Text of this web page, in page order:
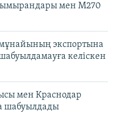
мен M270
экспортына
келіскен
мен Краснодар
шабуылдады